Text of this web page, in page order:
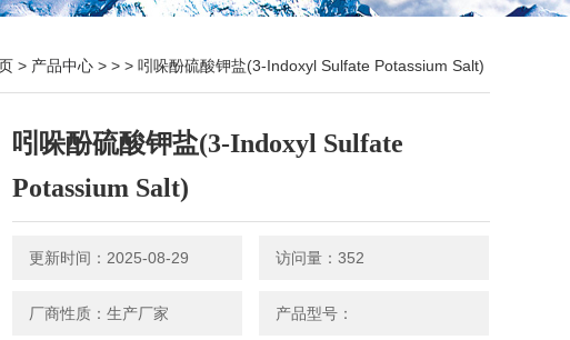
> 产品中心 > > > 吲哚酚硫酸钾盐(3-Indoxyl Sulfate Potassium Salt)
吲哚酚硫酸钾盐(3-Indoxyl Sulfate
Potassium Salt)
更新时间：2025-08-29 访问量：352
厂商性质：生产厂家 产品型号：